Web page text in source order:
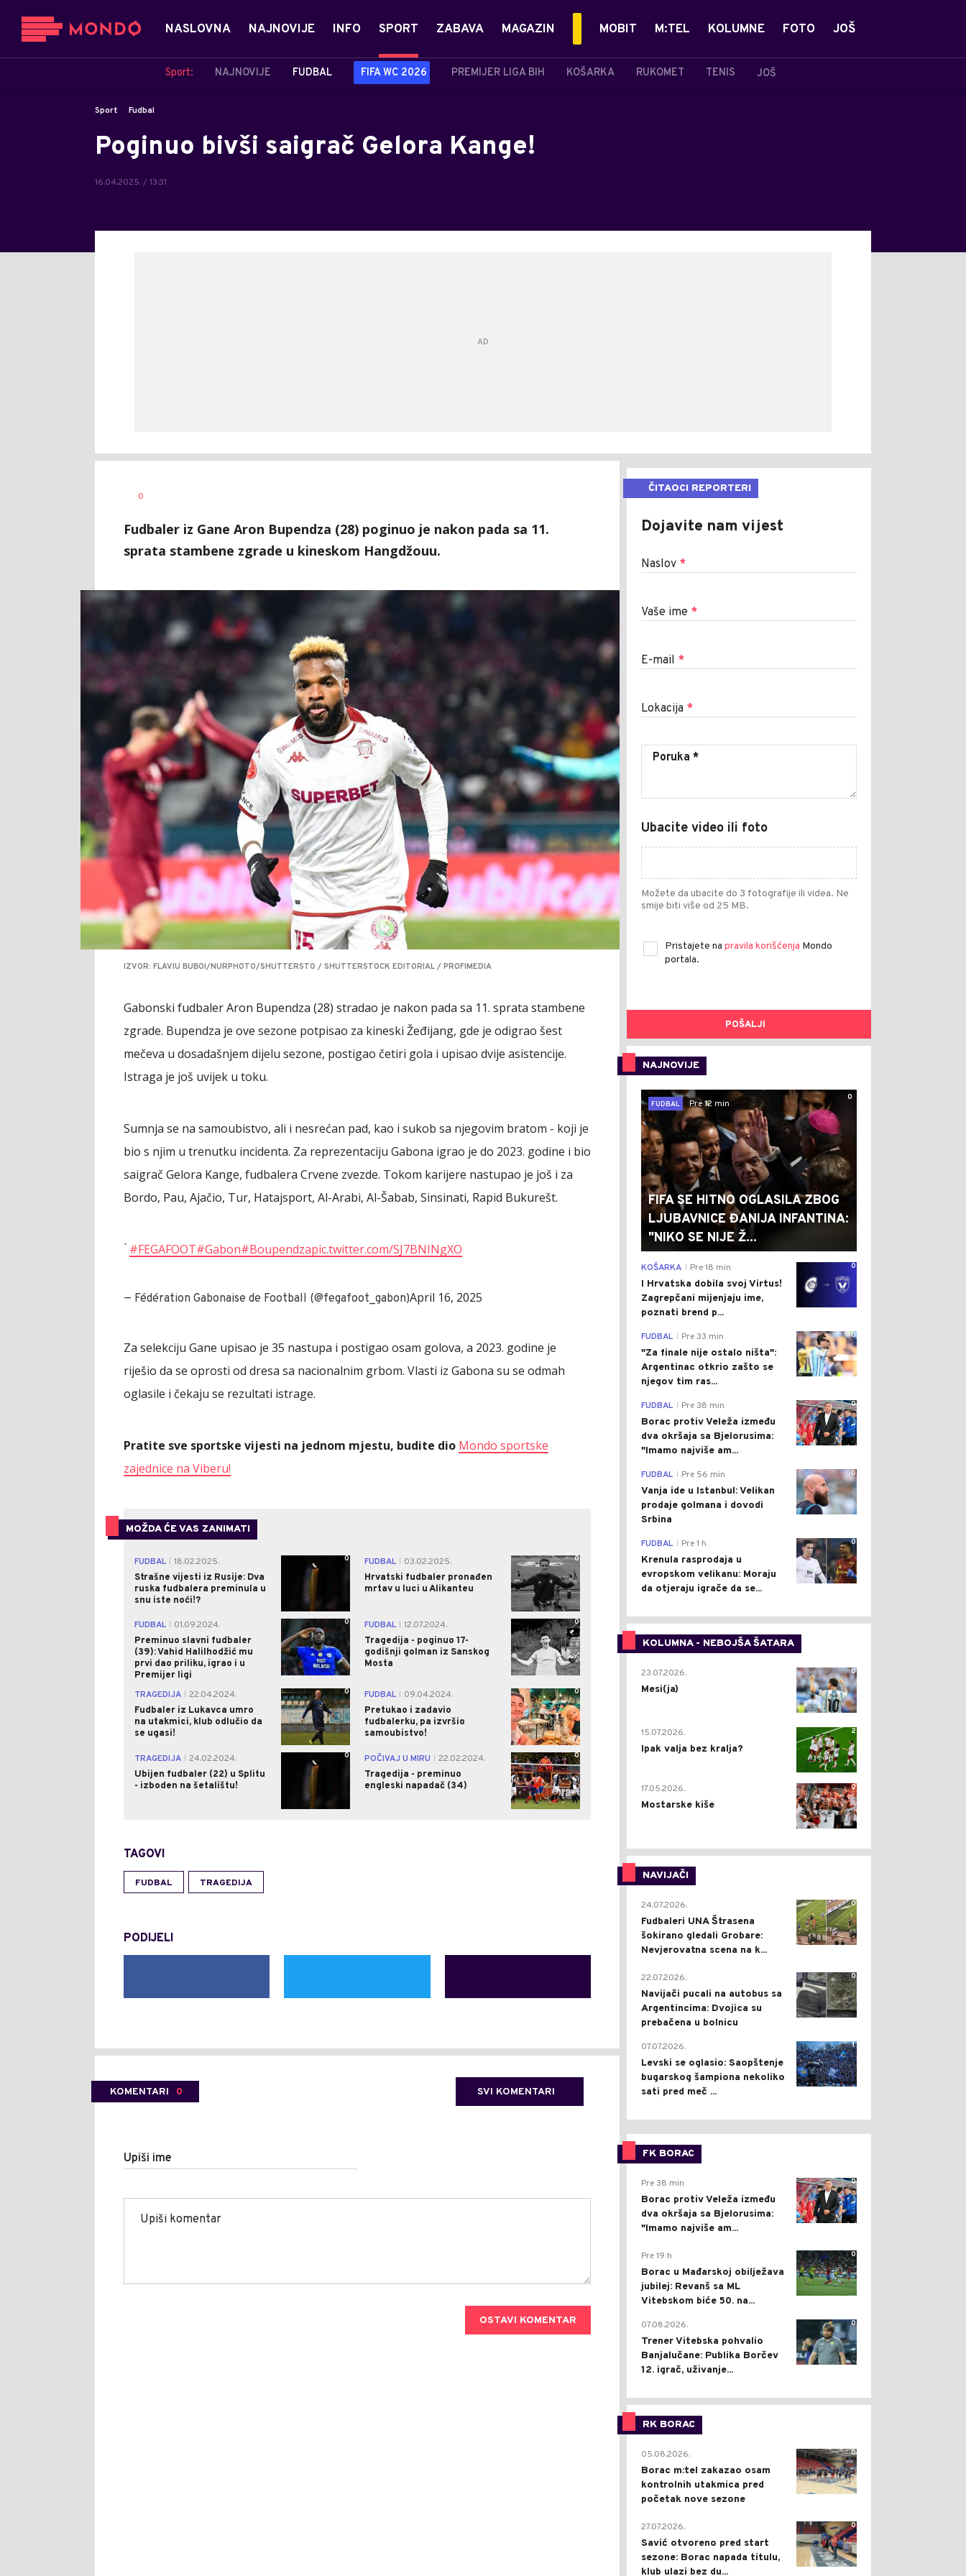
NASLOVNA NAJNOVIJE INFO SPORT
Sport: NAJNOVIJE FUDBAL FIFA WC 2026 PREMIJER LIGA BIH KOŠARKA RUKOMET TENIS JOŠ
ZABAVA MAGAZIN MOBIT M:TEL KOLUMNE FOTO JOŠ
Sport Fudbal
Poginuo bivši saigrač Gelora Kange!
16.04.2025. / 13:31
AUTOR
0
Fudbaler iz Gane Aron Bupendza (28) poginuo je nakon pada sa 11.
sprata stambene zgrade u kineskom Hangdžouu.
IZVOR: FLAVIU BUBOI/NURPHOTO/SHUTTERSTO / SHUTTERSTOCK EDITORIAL / PROFIMEDIA
Gabonski fudbaler Aron Bupendza (28) stradao je nakon pada sa 11. sprata stambene
zgrade. Bupendza je ove sezone potpisao za kineski Žeđijang, gde je odigrao šest
mečeva u dosadašnjem dijelu sezone, postigao četiri gola i upisao dvije asistencije.
Istraga je još uvijek u toku.
Sumnja se na samoubistvo, ali i nesrećan pad, kao i sukob sa njegovim bratom - koji je
bio s njim u trenutku incidenta. Za reprezentaciju Gabona igrao je do 2023. godine i bio
saigrač Gelora Kange, fudbalera Crvene zvezde. Tokom karijere nastupao je još i za
Bordo, Pau, Ajačio, Tur, Hatajsport, Al-Arabi, Al-Šabab, Sinsinati, Rapid Bukurešt.
️ ́ ️ #FEGAFOOT#Gabon#Boupendzapic.twitter.com/SJ7BNINgXO
— Fédération Gabonaise de Football (@fegafoot_gabon)April 16, 2025
Za selekciju Gane upisao je 35 nastupa i postigao osam golova, a 2023. godine je
riješio da se oprosti od dresa sa nacionalnim grbom. Vlasti iz Gabona su se odmah
oglasile i čekaju se rezultati istrage.
Pratite sve sportske vijesti na jednom mjestu, budite dio Mondo sportske
zajednice na Viberu!
MOŽDA ĆE VAS ZANIMATI
FUDBAL
18.02.2025.
Strašne vijesti iz Rusije: Dva
ruska fudbalera preminula u
snu iste noći!?
0 FUDBAL
03.02.2025.
Hrvatski fudbaler pronađen
mrtav u luci u Alikanteu
0
FUDBAL
01.09.2024.
Preminuo slavni fudbaler
(39): Vahid Halilhodžić mu
prvi dao priliku, igrao i u
Premijer ligi
0 FUDBAL
12.07.2024.
Tragedija - poginuo 17-
godišnji golman iz Sanskog
Mosta
0
TRAGEDIJA
22.04.2024.
Fudbaler iz Lukavca umro
na utakmici, klub odlučio da
se ugasi!
0 FUDBAL
09.04.2024.
Pretukao i zadavio
fudbalerku, pa izvršio
samoubistvo!
0
TRAGEDIJA
24.02.2024.
Ubijen fudbaler (22) u Splitu
- izboden na šetalištu!
0 POČIVAJ U MIRU
22.02.2024.
Tragedija - preminuo
engleski napadač (34)
0
TAGOVI
FUDBAL TRAGEDIJA
PODIJELI
KOMENTARI 0 SVI KOMENTARI
Upiši ime
OSTAVI KOMENTAR
ČITAOCI REPORTERI
Dojavite nam vijest
Naslov *
Vaše ime *
E-mail *
Lokacija *
Ubacite video ili foto
Možete da ubacite do 3 fotografije ili videa. Ne
smije biti više od 25 MB.
Pristajete na pravila korišćenja Mondo
portala.
POŠALJI
NAJNOVIJE
0
FUDBAL
Pre 12 min
FIFA SE HITNO OGLASILA ZBOG
LJUBAVNICE ĐANIJA INFANTINA:
"NIKO SE NIJE Ž...
0
KOŠARKA Pre 18 min
I Hrvatska dobila svoj Virtus!
Zagrepčani mijenjaju ime,
poznati brend p...
0
FUDBAL Pre 33 min
"Za finale nije ostalo ništa":
Argentinac otkrio zašto se
njegov tim ras...
0
FUDBAL Pre 38 min
Borac protiv Veleža između
dva okršaja sa Bjelorusima:
"Imamo najviše am...
0
FUDBAL Pre 56 min
Vanja ide u Istanbul: Velikan
prodaje golmana i dovodi
Srbina
0
FUDBAL Pre 1 h
Krenula rasprodaja u
evropskom velikanu: Moraju
da otjeraju igrače da se...
KOLUMNA - NEBOJŠA ŠATARA
0
23.07.2026.
Mesi(ja)
2
15.07.2026.
Ipak valja bez kralja?
0
17.05.2026.
Mostarske kiše
NAVIJAČI
0
24.07.2026.
Fudbaleri UNA Štrasena
šokirano gledali Grobare:
Nevjerovatna scena na k...
0
22.07.2026.
Navijači pucali na autobus sa
Argentincima: Dvojica su
prebačena u bolnicu
1
07.07.2026.
Levski se oglasio: Saopštenje
bugarskog šampiona nekoliko
sati pred meč ...
FK BORAC
0
Pre 38 min
Borac protiv Veleža između
dva okršaja sa Bjelorusima:
"Imamo najviše am...
0
Pre 19 h
Borac u Mađarskoj obilježava
jubilej: Revanš sa ML
Vitebskom biće 50. na...
0
07.08.2026.
Trener Vitebska pohvalio
Banjalučane: Publika Borčev
12. igrač, uživanje...
RK BORAC
0
05.08.2026.
Borac m:tel zakazao osam
kontrolnih utakmica pred
početak nove sezone
0
27.07.2026.
Savić otvoreno pred start
sezone: Borac napada titulu,
klub ulazi bez du...